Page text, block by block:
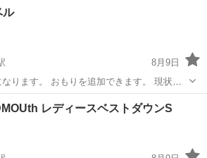
ル
8月9日
ります。 おもりを追加できます。 現状
います。 その他
レディースベストダウンS